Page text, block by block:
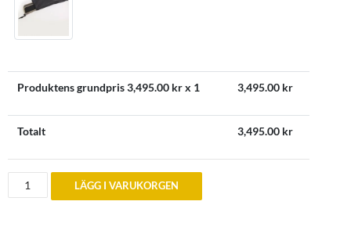
Produktens grundpris3,495.00 kr x 1 3,495.00 kr
Totalt 3,495.00 kr
Vindskydd
Saab
LÄGG I VARUKORGEN